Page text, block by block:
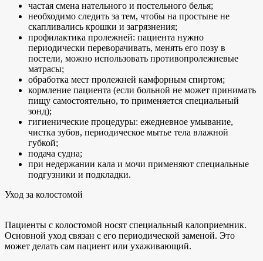
частая смена нательного и постельного белья;
необходимо следить за тем, чтобы на простыне не
скапливались крошки и загрязнения;
профилактика пролежней: пациента нужно
периодически переворачивать, менять его позу в
постели, можно использовать противопролежневые
матрасы;
обработка мест пролежней камфорным спиртом;
кормление пациента (если больной не может принимать
пищу самостоятельно, то применяется специальный
зонд);
гигиенические процедуры: ежедневное умывание,
чистка зубов, периодическое мытье тела влажной
губкой;
подача судна;
при недержании кала и мочи применяют специальные
подгузники и подкладки.
Уход за колостомой
Пациенты с колостомой носят специальный калоприемник.
Основной уход связан с его периодической заменой. Это
может делать сам пациент или ухаживающий.